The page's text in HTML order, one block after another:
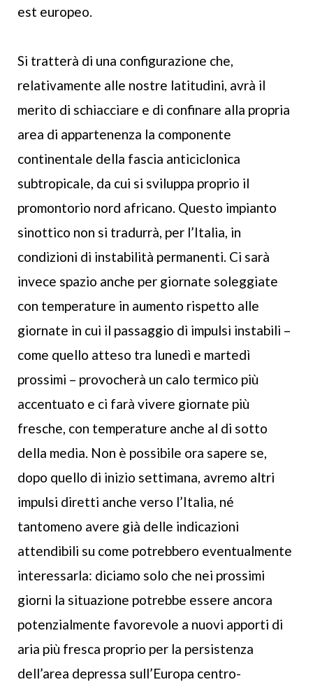
est europeo.
Si tratterà di una configurazione che,
relativamente alle nostre latitudini, avrà il
merito di schiacciare e di confinare alla propria
area di appartenenza la componente
continentale della fascia anticiclonica
subtropicale, da cui si sviluppa proprio il
promontorio nord africano. Questo impianto
sinottico non si tradurrà, per l’Italia, in
condizioni di instabilità permanenti. Ci sarà
invece spazio anche per giornate soleggiate
con temperature in aumento rispetto alle
giornate in cui il passaggio di impulsi instabili –
come quello atteso tra lunedì e martedì
prossimi – provocherà un calo termico più
accentuato e ci farà vivere giornate più
fresche, con temperature anche al di sotto
della media. Non è possibile ora sapere se,
dopo quello di inizio settimana, avremo altri
impulsi diretti anche verso l’Italia, né
tantomeno avere già delle indicazioni
attendibili su come potrebbero eventualmente
interessarla: diciamo solo che nei prossimi
giorni la situazione potrebbe essere ancora
potenzialmente favorevole a nuovi apporti di
aria più fresca proprio per la persistenza
dell’area depressa sull’Europa centro-